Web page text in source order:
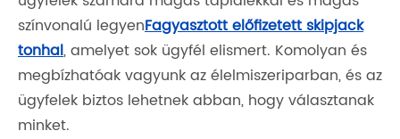
színvonalú legyenFagyasztott előfizetett skipjack
tonhal, amelyet sok ügyfél elismert. Komolyan és
megbízhatóak vagyunk az élelmiszeriparban, és az
ügyfelek biztos lehetnek abban, hogy választanak
minket.